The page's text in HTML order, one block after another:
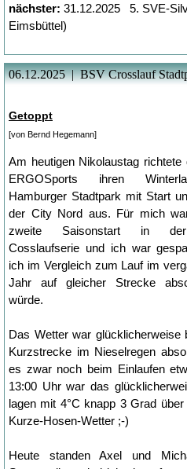
nächster: 31.12.2025 5. SVE-
Eimsbüttel)
06.12.2025 | BSV Crosslauf
Getoppt
[von Bernd Hegemann]
Am heutigen Nikolaustag richtete
ERGOSports ihren
Hamburger Stadtpark mit Start
der City Nord aus. Für mich
zweite Saisonstart in
Cosslaufserie und ich war
ich im Vergleich zum Lauf im
Jahr auf gleicher Strecke
würde.
Das Wetter war glücklicherweise
Kurzstrecke im Nieselregen
es zwar noch beim Einlaufen
13:00 Uhr war das
lagen mit 4°C knapp 3 Grad
Kurze-Hosen-Wetter ;-)
Heute standen Axel und